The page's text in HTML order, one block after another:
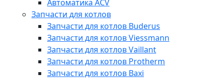
Автоматика ACV
Запчасти для котлов
Запчасти для котлов Buderus
Запчасти для котлов Viessmann
Запчасти для котлов Vaillant
Запчасти для котлов Protherm
Запчасти для котлов Baxi